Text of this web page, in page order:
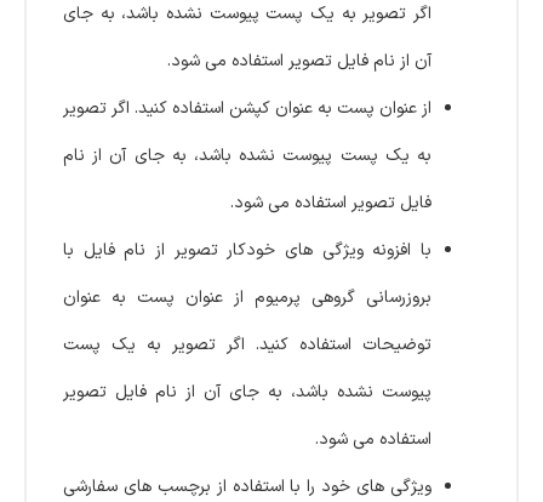
اگر تصویر به یک پست پیوست نشده باشد، به جای
آن از نام فایل تصویر استفاده می شود.
از عنوان پست به عنوان کپشن استفاده کنید. اگر تصویر
به یک پست پیوست نشده باشد، به جای آن از نام
فایل تصویر استفاده می شود.
با افزونه ویژگی های خودکار تصویر از نام فایل با
بروزرسانی گروهی پرمیوم از عنوان پست به عنوان
توضیحات استفاده کنید. اگر تصویر به یک پست
پیوست نشده باشد، به جای آن از نام فایل تصویر
استفاده می شود.
ویژگی های خود را با استفاده از برچسب های سفارشی